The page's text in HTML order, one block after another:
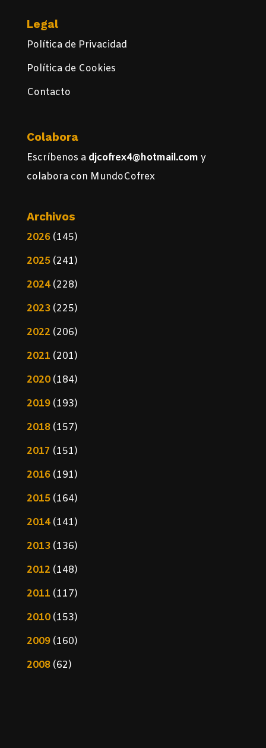
Legal
Política de Privacidad
Política de Cookies
Contacto
Colabora
Escríbenos a djcofrex4@hotmail.com y
colabora con MundoCofrex
Archivos
2026(145)
2025(241)
2024(228)
2023(225)
2022 (206)
2021 (201)
2020(184)
2019(193)
2018(157)
2017 (151)
2016(191)
2015(164)
2014(141)
2013(136)
2012 (148)
2011 (117)
2010(153)
2009(160)
2008(62)